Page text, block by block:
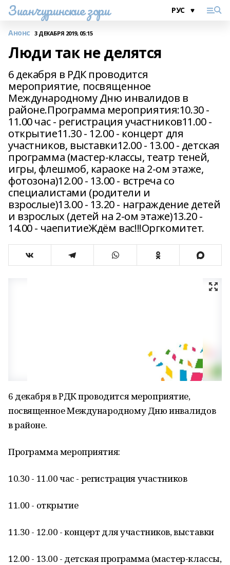
Зианчуринские зори
Анонс 3 ДЕКАБРЯ 2019, 05:15
Люди так не делятся
6 декабря в РДК проводится
мероприятие, посвященное
Международному Дню инвалидов в
районе.Программа мероприятия:10.30 -
11.00 час - регистрация участников11.00 -
открытие11.30 - 12.00 - концерт для
участников, выставки12.00 - 13.00 - детская
программа (мастер-классы, театр теней,
игры, флешмоб, караоке на 2-ом этаже,
фотозона)12.00 - 13.00 - встреча со
специалистами (родители и
взрослые)13.00 - 13.20 - награждение детей
и взрослых (детей на 2-ом этаже)13.20 -
14.00 - чаепитиеЖдём вас!!!Оргкомитет.
6 декабря в РДК проводится мероприятие,
посвященное Международному Дню инвалидов
в районе.
Программа мероприятия:
10.30 - 11.00 час - регистрация участников
11.00 - открытие
11.30 - 12.00 - концерт для участников, выставки
12.00 - 13.00 - детская программа (мастер-классы,